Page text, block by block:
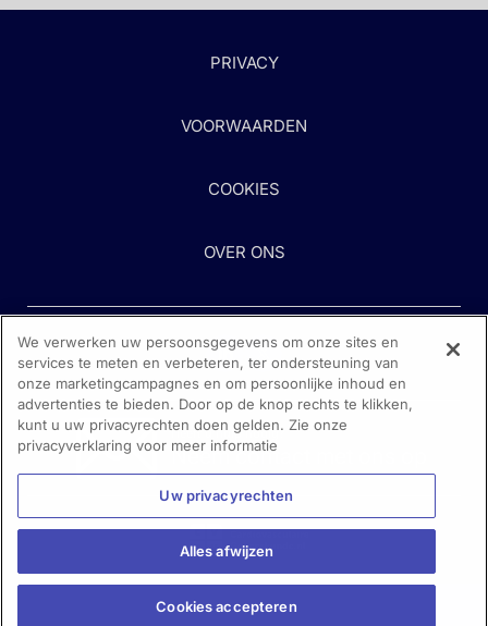
PRIVACY
VOORWAARDEN
COOKIES
OVER ONS
Heeft u hulp nodig?
Neem contact met ons op
We verwerken uw persoonsgegevens om onze sites en
services te meten en verbeteren, ter ondersteuning van
onze marketingcampagnes en om persoonlijke inhoud en
advertenties te bieden. Door op de knop rechts te klikken,
kunt u uw privacyrechten doen gelden. Zie onze
privacyverklaring voor meer informatie
Uw privacyrechten
Alles afwijzen
Cookies accepteren